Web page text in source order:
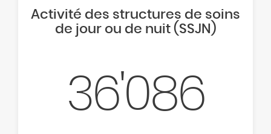
Activité des structures de soins
de jour ou de nuit (SSJN)
36'086